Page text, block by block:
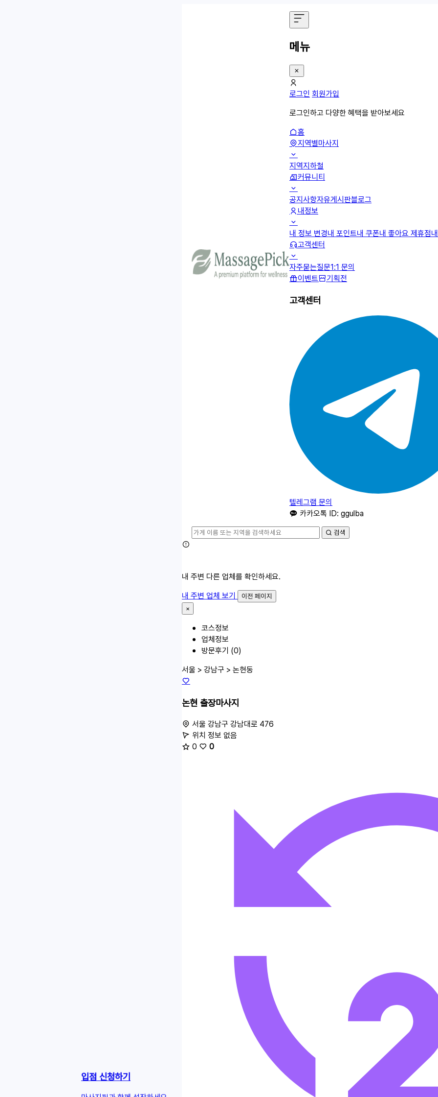
메뉴
로그인 회원가입
로그인하고 다양한 혜택을 받아보세요
홈
지역별마사지
지역지하철
커뮤니티
공지사항자유게시판블로그
내정보
내 정보 변경내 포인트내 쿠폰내 좋아요 제휴점
고객센터
자주묻는질문1:1 문의
이벤트
기획전
고객센터
텔레그램 문의
카카오톡 ID: ggulba
검색
내 주변 다른 업체를 확인하세요.
내 주변 업체 보기
이전 페이지
×
코스정보
업체정보
방문후기 (0)
서울 > 강남구 > 논현동
논현 출장마사지
서울 강남구 강남대로 476
위치 정보 없음
0
0
입점 신청하기